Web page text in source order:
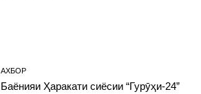
АХБОР
Баёнияи Ҳаракати сиёсии “Гурӯҳи-24”